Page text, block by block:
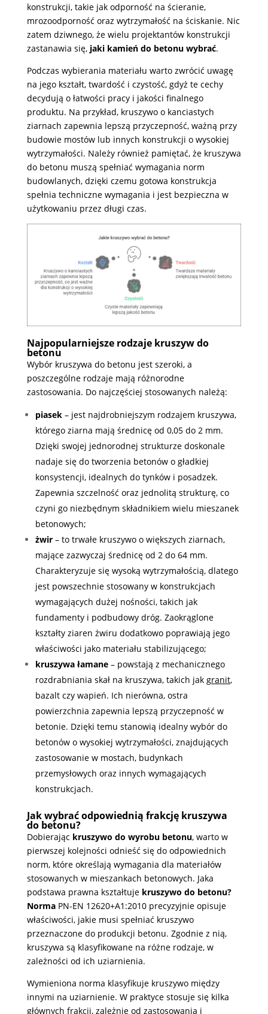
konstrukcji, takie jak odporność na ścieranie,
mrozoodporność oraz wytrzymałość na ściskanie. Nic
zatem dziwnego, że wielu projektantów konstrukcji
zastanawia się, jaki kamień do betonu wybrać.
Podczas wybierania materiału warto zwrócić uwagę
na jego kształt, twardość i czystość, gdyż te cechy
decydują o łatwości pracy i jakości finalnego
produktu. Na przykład, kruszywo o kanciastych
ziarnach zapewnia lepszą przyczepność, ważną przy
budowie mostów lub innych konstrukcji o wysokiej
wytrzymałości. Należy również pamiętać, że kruszywa
do betonu muszą spełniać wymagania norm
budowlanych, dzięki czemu gotowa konstrukcja
spełnia techniczne wymagania i jest bezpieczna w
użytkowaniu przez długi czas.
Najpopularniejsze rodzaje kruszyw do
betonu
Wybór kruszywa do betonu jest szeroki, a
poszczególne rodzaje mają różnorodne
zastosowania. Do najczęściej stosowanych należą:
piasek – jest najdrobniejszym rodzajem kruszywa,
którego ziarna mają średnicę od 0,05 do 2 mm.
Dzięki swojej jednorodnej strukturze doskonale
nadaje się do tworzenia betonów o gładkiej
konsystencji, idealnych do tynków i posadzek.
Zapewnia szczelność oraz jednolitą strukturę, co
czyni go niezbędnym składnikiem wielu mieszanek
betonowych;
żwir – to trwałe kruszywo o większych ziarnach,
mające zazwyczaj średnicę od 2 do 64 mm.
Charakteryzuje się wysoką wytrzymałością, dlatego
jest powszechnie stosowany w konstrukcjach
wymagających dużej nośności, takich jak
fundamenty i podbudowy dróg. Zaokrąglone
kształty ziaren żwiru dodatkowo poprawiają jego
właściwości jako materiału stabilizującego;
kruszywa łamane – powstają z mechanicznego
rozdrabniania skał na kruszywa, takich jak granit,
bazalt czy wapień. Ich nierówna, ostra
powierzchnia zapewnia lepszą przyczepność w
betonie. Dzięki temu stanowią idealny wybór do
betonów o wysokiej wytrzymałości, znajdujących
zastosowanie w mostach, budynkach
przemysłowych oraz innych wymagających
konstrukcjach.
Jak wybrać odpowiednią frakcję kruszywa
do betonu?
Dobierając kruszywo do wyrobu betonu, warto w
pierwszej kolejności odnieść się do odpowiednich
norm, które określają wymagania dla materiałów
stosowanych w mieszankach betonowych. Jaka
podstawa prawna kształtuje kruszywo do betonu?
NormaPN-EN 12620+A1:2010 precyzyjnie opisuje
właściwości, jakie musi spełniać kruszywo
przeznaczone do produkcji betonu. Zgodnie z nią,
kruszywa są klasyfikowane na różne rodzaje, w
zależności od ich uziarnienia.
Wymieniona norma klasyfikuje kruszywo między
innymi na uziarnienie. W praktyce stosuje się kilka
głównych frakcji, zależnie od zastosowania i